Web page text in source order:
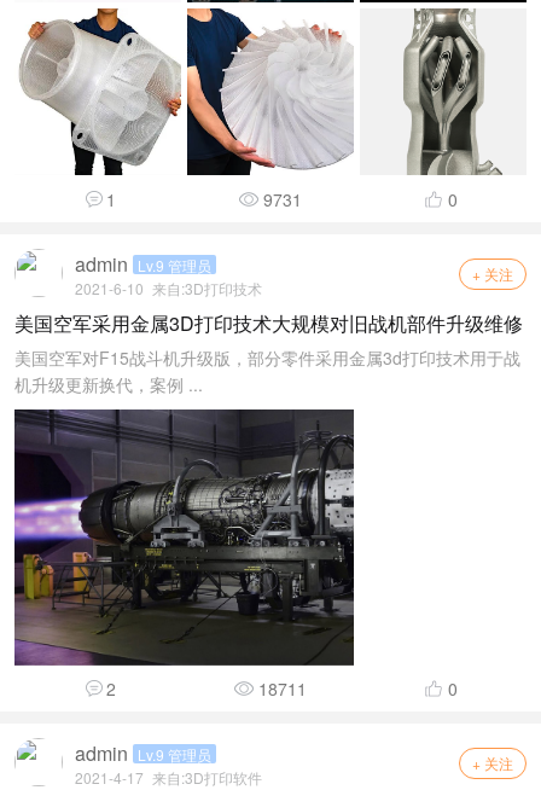
1 9731 0
admin Lv.9 管理员
2021-6-10 来自:3D打印技术
+ 关注
美国空军采用金属3D打印技术大规模对旧战机部件升级维修
美国空军对F15战斗机升级版，部分零件采用金属3d打印技术用于战
机升级更新换代，案例 ...
2 18711 0
admin Lv.9 管理员
2021-4-17 来自:3D打印软件
+ 关注